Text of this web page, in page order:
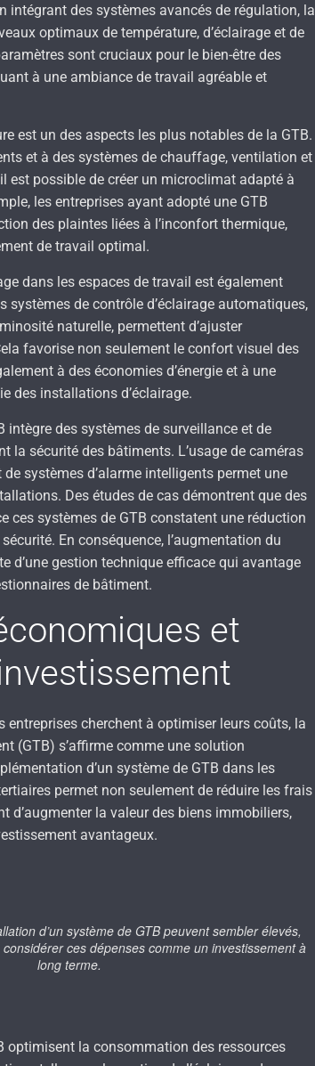
intégrant des systèmes avancés de régulation, la
optimaux de température, d’éclairage et de
sont cruciaux pour le bien-être des
à une ambiance de travail agréable et
est un des aspects les plus notables de la GTB.
et à des systèmes de chauffage, ventilation et
est possible de créer un microclimat adapté à
les entreprises ayant adopté une GTB
des plaintes liées à l’inconfort thermique,
de travail optimal.
dans les espaces de travail est également
systèmes de contrôle d’éclairage automatiques,
naturelle, permettent d’ajuster
favorise non seulement le confort visuel des
à des économies d’énergie et à une
des installations d’éclairage.
intègre des systèmes de surveillance et de
la sécurité des bâtiments. L’usage de caméras
systèmes d’alarme intelligents permet une
Des études de cas démontrent que des
ces systèmes de GTB constatent une réduction
En conséquence, l’augmentation du
d’une gestion technique efficace qui avantage
de bâtiment.
et
entreprises cherchent à optimiser leurs coûts, la
(GTB) s’affirme comme une solution
d’un système de GTB dans les
permet non seulement de réduire les frais
d’augmenter la valeur des biens immobiliers,
avantageux.
d’un système de GTB peuvent sembler élevés,
ces dépenses comme un investissement à
long terme.
optimisent la consommation des ressources